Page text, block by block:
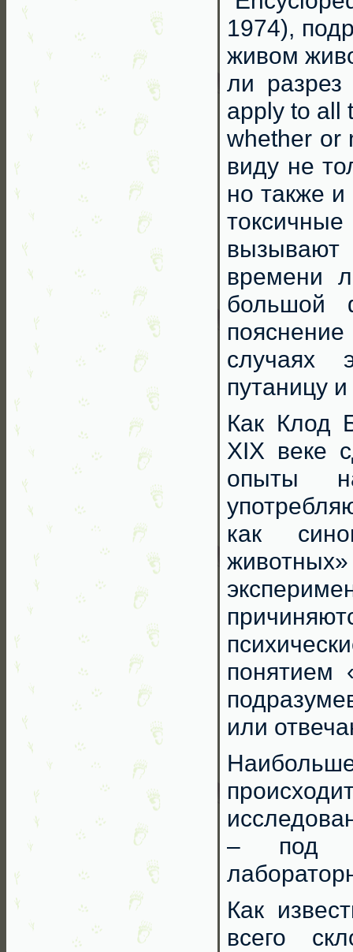
1974),
живом
ли
apply to all
whether or
виду не
но также
времени
большой
случаях
путаницу
Как Клод
XIX веке
опыты
как
понятием
или
– под
Как
всего